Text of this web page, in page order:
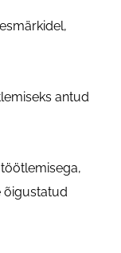
antud
töötlemisega,
õigustatud